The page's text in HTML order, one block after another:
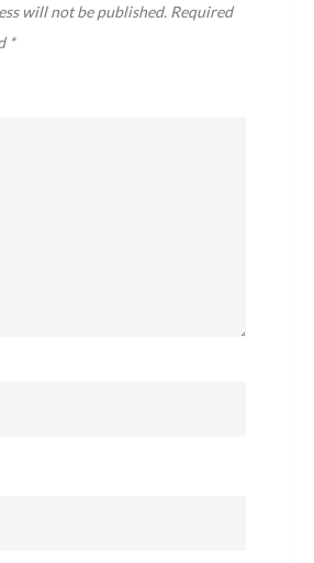
will not be published. Required
*